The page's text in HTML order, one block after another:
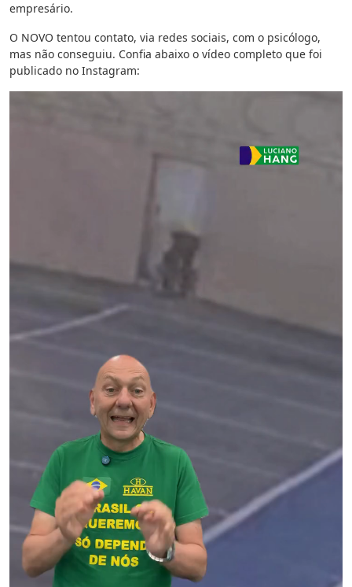
empresário.
O NOVO tentou contato, via redes sociais, com o psicólogo,
mas não conseguiu. Confia abaixo o vídeo completo que foi
publicado no Instagram: